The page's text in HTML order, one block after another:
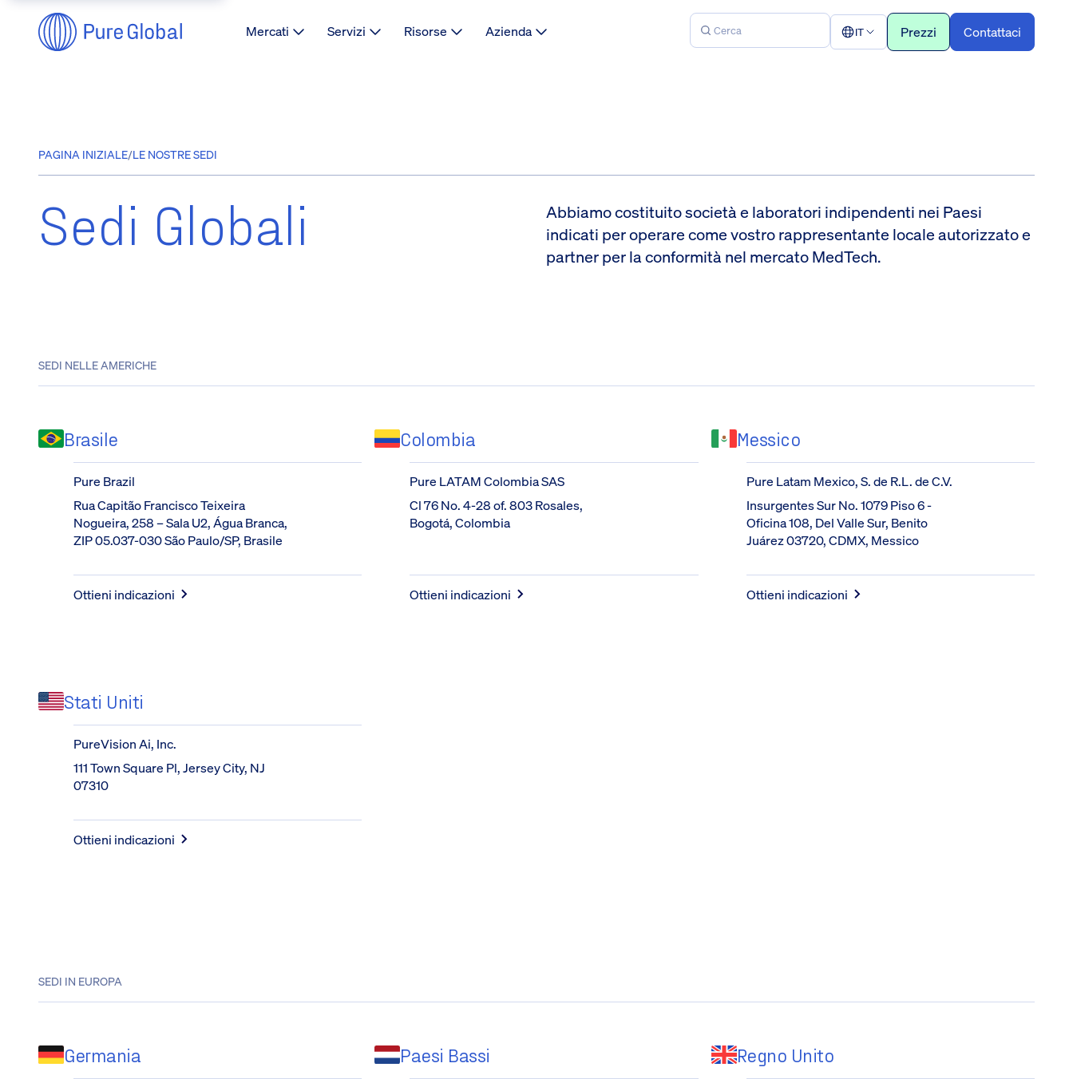
Mercati Servizi Risorse Azienda IT Prezzi Contattaci
PAGINA INIZIALE/LE NOSTRE SEDI
Sedi Globali
Abbiamo costituito società e laboratori indipendenti nei Paesi
indicati per operare come vostro rappresentante locale autorizzato e
partner per la conformità nel mercato MedTech.
SEDI NELLE AMERICHE
Brasile
Pure Brazil
Rua Capitão Francisco Teixeira
Nogueira, 258 – Sala U2, Água Branca,
ZIP 05.037-030 São Paulo/SP, Brasile
Ottieni indicazioni
Colombia
Pure LATAM Colombia SAS
Cl 76 No. 4-28 of. 803 Rosales,
Bogotá, Colombia
Ottieni indicazioni
Messico
Pure Latam Mexico, S. de R.L. de C.V.
Insurgentes Sur No. 1079 Piso 6 -
Oficina 108, Del Valle Sur, Benito
Juárez 03720, CDMX, Messico
Ottieni indicazioni
Stati Uniti
PureVision Ai, Inc.
111 Town Square Pl, Jersey City, NJ
07310
Ottieni indicazioni
SEDI IN EUROPA
Germania Paesi Bassi Regno Unito